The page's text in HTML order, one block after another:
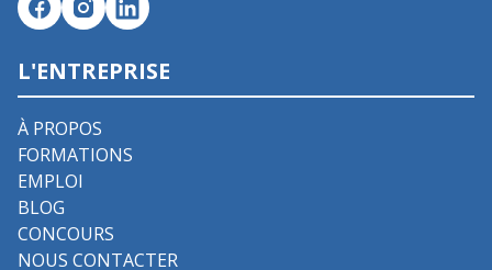
L'ENTREPRISE
À PROPOS
FORMATIONS
EMPLOI
BLOG
CONCOURS
NOUS CONTACTER